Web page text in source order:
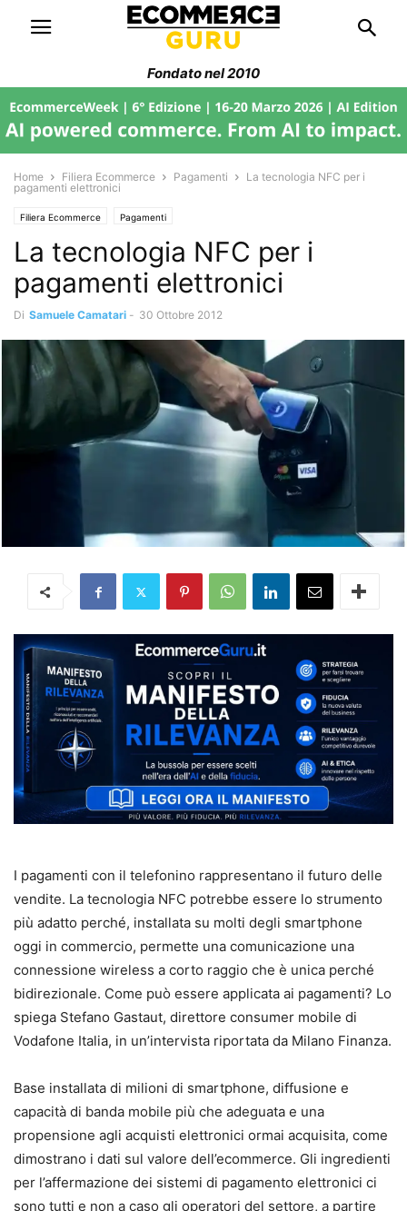
Fondato nel 2010
Home Filiera Ecommerce Pagamenti
La tecnologia NFC per i
pagamenti elettronici
Filiera Ecommerce Pagamenti
La tecnologia NFC per i
pagamenti elettronici
Di Samuele Camatari - 30 Ottobre 2012
I pagamenti con il telefonino rappresentano il futuro delle
vendite. La tecnologia NFC potrebbe essere lo strumento
più adatto perché, installata su molti degli smartphone
oggi in commercio, permette una comunicazione una
connessione wireless a corto raggio che è unica perché
bidirezionale. Come può essere applicata ai pagamenti? Lo
spiega Stefano Gastaut, direttore consumer mobile di
Vodafone Italia, in un’intervista riportata da Milano Finanza.
Base installata di milioni di smartphone, diffusione e
capacità di banda mobile più che adeguata e una
propensione agli acquisti elettronici ormai acquisita, come
dimostrano i dati sul valore dell’ecommerce. Gli ingredienti
per l’affermazione dei sistemi di pagamento elettronici ci
sono tutti e non a caso gli operatori del settore, a partire